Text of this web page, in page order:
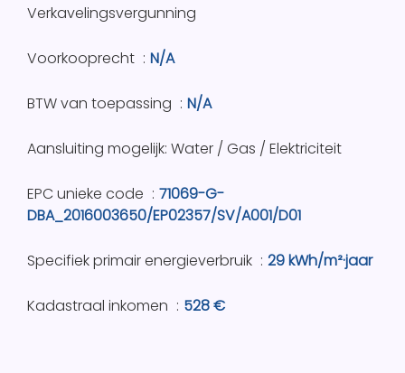
Verkavelingsvergunning
Voorkooprecht N/A
BTW van toepassing N/A
Aansluiting mogelijk: Water / Gas / Elektriciteit
EPC unieke code
71069-G-
DBA_2016003650/EP02357/SV/A001/D01
Specifiek primair energieverbruik 29 kWh/m²·jaar
Kadastraal inkomen 528 €